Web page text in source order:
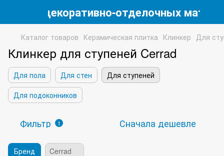
декоративно-отделочных
Каталог товаров Керамическая плитка Клинкер Для
Клинкер для ступеней Cerrad
Для пола Для стен
Для ступеней
Для подоконников
Фильтр 1 Сначала дешевле
Бренд Cerrad